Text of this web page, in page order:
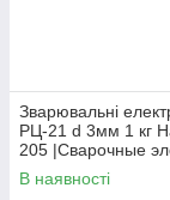
Зварювальні
РЦ-21 d 3мм 1 кг
205 |Сварочные
РЦ-21 d 3мм 1 кг
В наявності